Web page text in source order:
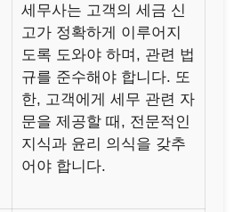
세무사는 고객의 세금 신
고가 정확하게 이루어지
도록 도와야 하며, 관련 법
규를 준수해야 합니다. 또
한, 고객에게 세무 관련 자
문을 제공할 때, 전문적인
지식과 윤리 의식을 갖추
어야 합니다.